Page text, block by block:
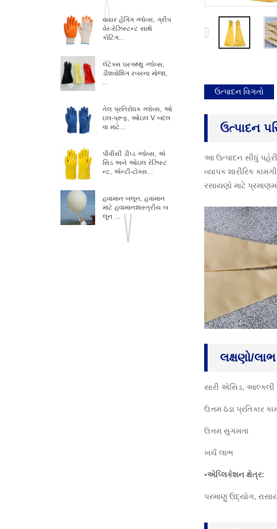
વાયર હેંગિંગ ગ્લોવ્સ, ગ્રીપ
વેર-રેઝિસ્ટન્ટ સાથે
કોટિંગ...
લેટેક્સ ઘરગથ્થુ ગ્લોવ્સ,
ડીશવોશિંગ રબરના મોજા,
તેલ પ્રતિરોધક ગ્લોવ્સ, ઓ
ઇલ-પ્રૂફ, ઓઇલ V બદલ
વા માટે...
પીવીસી ડીપ્ડ ગ્લોવ્સ, એ
સિડ અને ઓઇલ રેઝિસ્ટ
ન્ટ, એન્ટી-ટોક્સ...
હવામાન બલૂન, હવામાન
માટે હવામાનશાસ્ત્રીય બ
લૂન ...
ઉત્પાદન વિગતો
ઉત્પાદન
આ ઉત્પાદન સીધું
વ્યાપક શારીરિક
રસાયણો માટે
લક્ષણો/લાભ
સારી એસિડ, આલ્કલી
ઉત્તમ ઠંડા પ્રતિકાર
ઉત્તમ સુગમતા
ખર્ચ લાભ
•એપ્લિકેશન ક્ષેત્ર:
પરમાણુ ઉદ્યોગ,